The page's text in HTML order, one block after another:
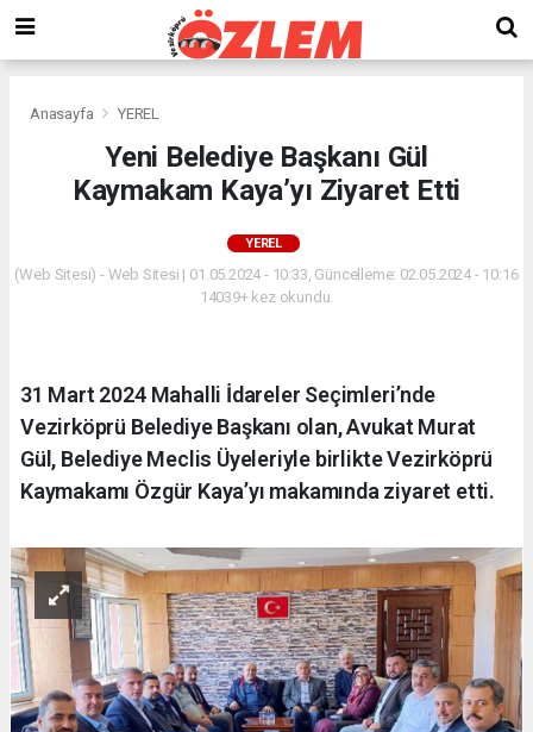
Anasayfa YEREL
Yeni Belediye Başkanı Gül
Kaymakam Kaya’yı Ziyaret Etti
YEREL
(Web Sitesi) - Web Sitesi | 01.05.2024 - 10:33, Güncelleme: 02.05.2024 - 10:16
14039+ kez okundu.
31 Mart 2024 Mahalli İdareler Seçimleri’nde
Vezirköprü Belediye Başkanı olan, Avukat Murat
Gül, Belediye Meclis Üyeleriyle birlikte Vezirköprü
Kaymakamı Özgür Kaya’yı makamında ziyaret etti.